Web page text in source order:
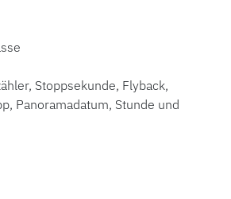
Stoppsekunde, Flyback,
Panoramadatum, Stunde und